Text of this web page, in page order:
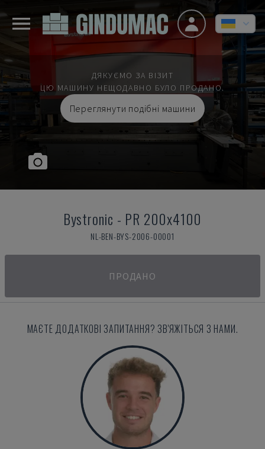
ДЯКУЄМО ЗА ВІЗИТ
ЦЮ МАШИНУ НЕЩОДАВНО БУЛО ПРОДАНО.
Переглянути подібні машини
Bystronic - PR 200x4100
NL-BEN-BYS-2006-00001
ПРОДАНО
МАЄТЕ ДОДАТКОВІ ЗАПИТАННЯ? ЗВ'ЯЖІТЬСЯ З НАМИ.